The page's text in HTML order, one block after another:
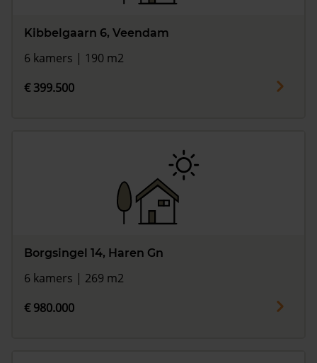
Kibbelgaarn 6, Veendam
6 kamers | 190 m2
€ 399.500
Borgsingel 14, Haren Gn
6 kamers | 269 m2
€ 980.000